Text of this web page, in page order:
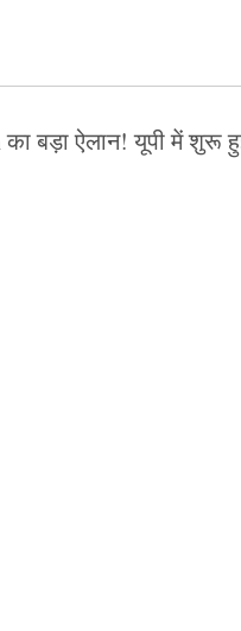
बड़ा ऐलान! यूपी में शुरू